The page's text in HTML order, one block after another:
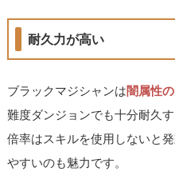
耐久力が高い
ブラックマジシャンは闇属性
難度ダンジョンでも十分耐久
倍率はスキルを使用しないと
やすいのも魅力です。